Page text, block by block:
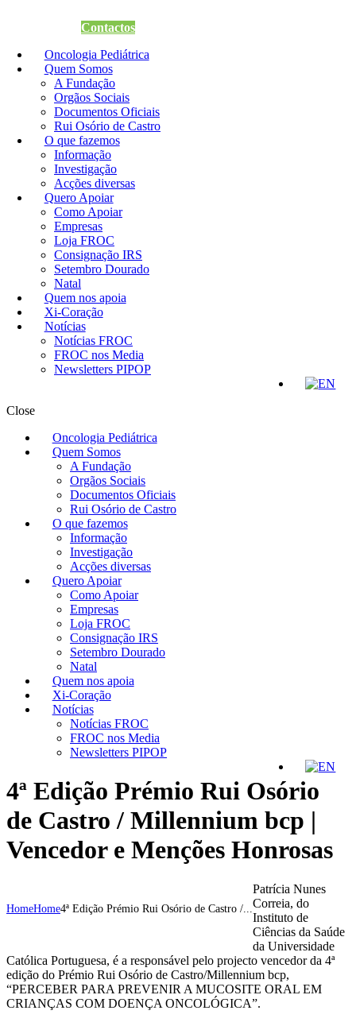
Contactos
Oncologia Pediátrica
Quem Somos
A Fundação
Orgãos Sociais
Documentos Oficiais
Rui Osório de Castro
O que fazemos
Informação
Investigação
Acções diversas
Quero Apoiar
Como Apoiar
Empresas
Loja FROC
Consignação IRS
Setembro Dourado
Natal
Quem nos apoia
Xi-Coração
Notícias
Notícias FROC
FROC nos Media
Newsletters PIPOP
Close
Oncologia Pediátrica
Quem Somos
A Fundação
Orgãos Sociais
Documentos Oficiais
Rui Osório de Castro
O que fazemos
Informação
Investigação
Acções diversas
Quero Apoiar
Como Apoiar
Empresas
Loja FROC
Consignação IRS
Setembro Dourado
Natal
Quem nos apoia
Xi-Coração
Notícias
Notícias FROC
FROC nos Media
Newsletters PIPOP
4ª Edição Prémio Rui Osório
de Castro / Millennium bcp |
Vencedor e Menções Honrosas
HomeHome4ª Edição Prémio Rui Osório de Castro /...
Patrícia Nunes
Correia, do
Instituto de
Ciências da Saúde
da Universidade
Católica Portuguesa, é a responsável pelo projecto vencedor da 4ª
edição do Prémio Rui Osório de Castro/Millennium bcp,
“PERCEBER PARA PREVENIR A MUCOSITE ORAL EM
CRIANÇAS COM DOENÇA ONCOLÓGICA”.